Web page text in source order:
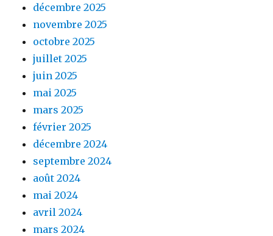
décembre 2025
novembre 2025
octobre 2025
juillet 2025
juin 2025
mai 2025
mars 2025
février 2025
décembre 2024
septembre 2024
août 2024
mai 2024
avril 2024
mars 2024